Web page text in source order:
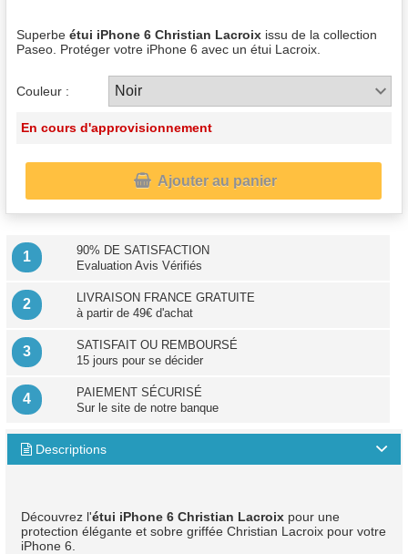
Superbe étui iPhone 6 Christian Lacroixissu de la collection
Paseo. Protéger votre iPhone 6 avec un étui Lacroix.
Couleur :
En cours d'approvisionnement
Ajouter au panier
1
90% DE SATISFACTION
Evaluation Avis Vérifiés
2
LIVRAISON FRANCE GRATUITE
à partir de 49€ d'achat
3
SATISFAIT OU REMBOURSÉ
15 jours pour se décider
4
PAIEMENT SÉCURISÉ
Sur le site de notre banque
Descriptions
Découvrez l'étui iPhone 6 Christian Lacroixpour une
protection élégante et sobre griffée Christian Lacroix pour votre
iPhone 6.